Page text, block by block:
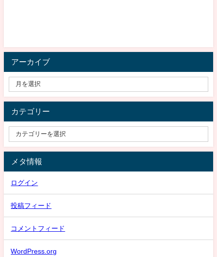
アーカイブ
カテゴリー
メタ情報
ログイン
投稿フィード
コメントフィード
WordPress.org